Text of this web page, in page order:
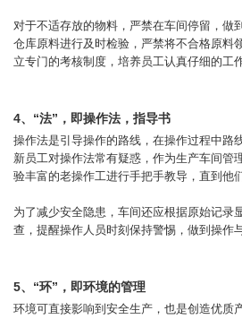
对于不适存放的物料，严禁在车间停留，做
仓库原料进行及时检验，严禁将不合格原料
立专门的考核制度，培养员工认真仔细的工
4、“法”，即操作法，指导书
操作法是引导操作的路线，在操作过程中路
新员工对操作法常有疑惑，作为生产车间管
验丰富的老操作工进行手把手教导，直到他
为了减少安全隐患，车间还应根据原始记录
查，提醒操作人员时刻保持警惕，做到操作
5、“环”，即环境的管理
环境可直接影响到安全生产，也是创造优质